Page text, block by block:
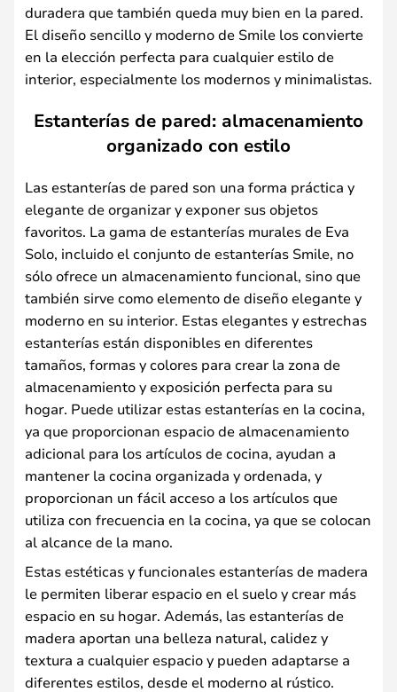
duradera que también queda muy bien en la pared.
El diseño sencillo y moderno de Smile los convierte
en la elección perfecta para cualquier estilo de
interior, especialmente los modernos y minimalistas.
Estanterías de pared: almacenamiento
organizado con estilo
Las estanterías de pared son una forma práctica y
elegante de organizar y exponer sus objetos
favoritos. La gama de estanterías murales de Eva
Solo, incluido el conjunto de estanterías Smile, no
sólo ofrece un almacenamiento funcional, sino que
también sirve como elemento de diseño elegante y
moderno en su interior. Estas elegantes y estrechas
estanterías están disponibles en diferentes
tamaños, formas y colores para crear la zona de
almacenamiento y exposición perfecta para su
hogar. Puede utilizar estas estanterías en la cocina,
ya que proporcionan espacio de almacenamiento
adicional para los artículos de cocina, ayudan a
mantener la cocina organizada y ordenada, y
proporcionan un fácil acceso a los artículos que
utiliza con frecuencia en la cocina, ya que se colocan
al alcance de la mano.
Estas estéticas y funcionales estanterías de madera
le permiten liberar espacio en el suelo y crear más
espacio en su hogar. Además, las estanterías de
madera aportan una belleza natural, calidez y
textura a cualquier espacio y pueden adaptarse a
diferentes estilos, desde el moderno al rústico.